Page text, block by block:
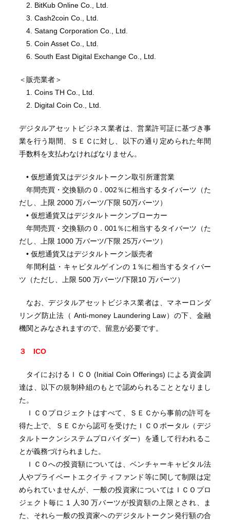
2. BitKub Online Co., Ltd.
3. Cash2coin Co., Ltd.
4. Satang Corporation Co., Ltd.
5. Coin Asset Co., Ltd.
6. South East Digital Exchange Co., Ltd.
＜販売業者＞
1. Coins TH Co., Ltd.
2. Digital Coin Co., Ltd.
デジタルアセットビジネス業者は、営業許可証に基づき事
業を行う期間、ＳＥＣに対し、以下の通り定められた年間
手数料を支払わなければなりません。
• 仮想通貨又はデジタルトークン取引所運営業
年間売買・交換額の 0．002％に相当するタイバーツ（た
だし、上限 2000 万バーツ/下限 50万バーツ）
• 仮想通貨又はデジタルトークンブローカー
年間売買・交換額の 0．001％に相当するタイバーツ（た
だし、上限 1000 万バーツ/下限 25万バーツ）
• 仮想通貨又はデジタルトークン販売者
年間利益・キャピタルゲインの 1％に相当するタイバー
ツ（ただし、上限 500 万バーツ/下限10 万バーツ）
なお、デジタルアセットビジネス業者は、マネーロンダ
リング防止法（ Anti-money Laundering Law）の下、金融
機関とみなされますので、留意が必要です。
３ ICO
タイにおけるＩＣＯ (Initial Coin Offerings) による資金調
達は、以下の規制枠組のもとで認められることとなりまし
た。
ＩＣＯプロジェクトはすべて、ＳＥＣから事前の許可を
得た上で、ＳＥＣから認可を受けたＩＣＯポータル（デジ
タルトークンシステムプロバイダー）を通して行われるこ
とが義務づけられました。
ＩＣＯへの投資額については、ベンチャーキャピタル法
人やプライベートエクイティファンド等に関して制限は定
められていませんが、一般の投資家についてはＩＣＯプロ
ジェクト毎に 1 人30 万バーツが投資額の上限とされ、ま
た、それら一般の投資家へのデジタルトークン発行額の合